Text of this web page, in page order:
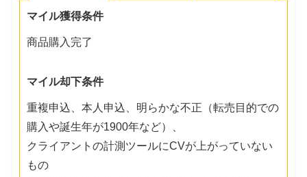
マイル獲得条件
商品購入完了
マイル却下条件
重複申込、本人申込、明らかな不正（転売目的での
購入や誕生年が1900年など）、
クライアントの計測ツールにCVが上がっていない
もの